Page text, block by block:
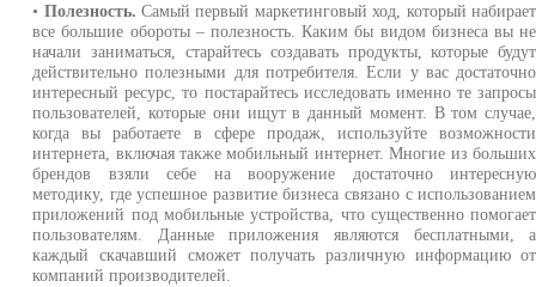
• Полезность. Самый первый маркетинговый ход, который набирает
все большие обороты – полезность. Каким бы видом бизнеса вы не
начали заниматься, старайтесь создавать продукты, которые будут
действительно полезными для потребителя. Если у вас достаточно
интересный ресурс, то постарайтесь исследовать именно те запросы
пользователей, которые они ищут в данный момент. В том случае,
когда вы работаете в сфере продаж, используйте возможности
интернета, включая также мобильный интернет. Многие из больших
брендов взяли себе на вооружение достаточно интересную
методику, где успешное развитие бизнеса связано с использованием
приложений под мобильные устройства, что существенно помогает
пользователям. Данные приложения являются бесплатными, а
каждый скачавший сможет получать различную информацию от
компаний производителей.